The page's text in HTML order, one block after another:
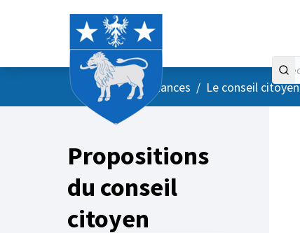
AccueilMenu principal
/ Vos instances / Le conseil citoyen
Propositions
du conseil
citoyen